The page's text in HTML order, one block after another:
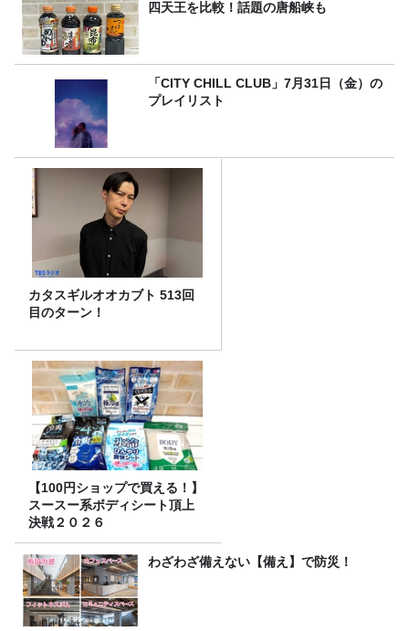
四天王を比較！話題の唐船峡も
「CITY CHILL CLUB」7月31日（金）の
プレイリスト
カタスギルオオカブト 513回
目のターン！
【100円ショップで買える！】
スースー系ボディシート頂上
決戦２０２６
わざわざ備えない【備え】で防災！